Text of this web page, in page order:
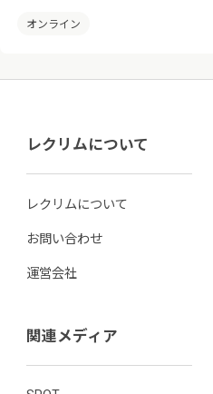
オンライン
レクリムについて
レクリムについて
お問い合わせ
運営会社
関連メディア